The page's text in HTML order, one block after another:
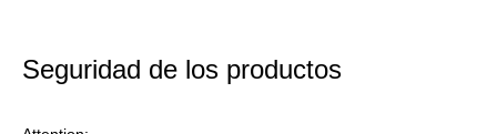
Seguridad de los productos